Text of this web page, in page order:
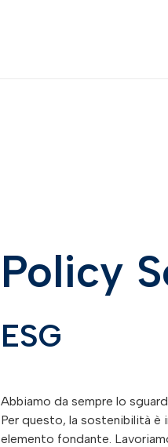
Policy
ESG
Abbiamo da sempre lo
Per questo, la sostenibilità è
elemento fondante.